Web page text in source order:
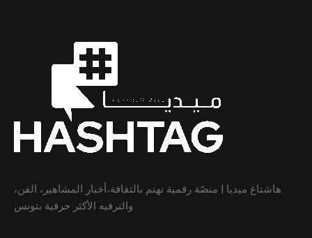
هاشتاغ ميديا | منصّة رقمية تهتم بالثقافة،أخبار المشاهير، الفن،
والترفيه الأكثر حرفية بتونس